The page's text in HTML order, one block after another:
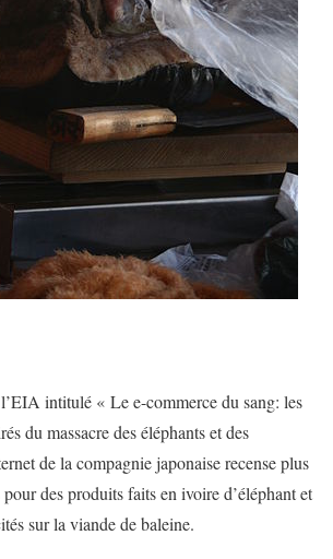
intitulé « Le e-commerce du sang: les
du massacre des éléphants et des
de la compagnie japonaise recense plus
des produits faits en ivoire d’éléphant et
sur la viande de baleine.